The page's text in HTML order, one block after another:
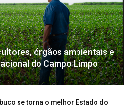
órgãos ambientais e
do Campo Limpo
se torna o melhor Estado do